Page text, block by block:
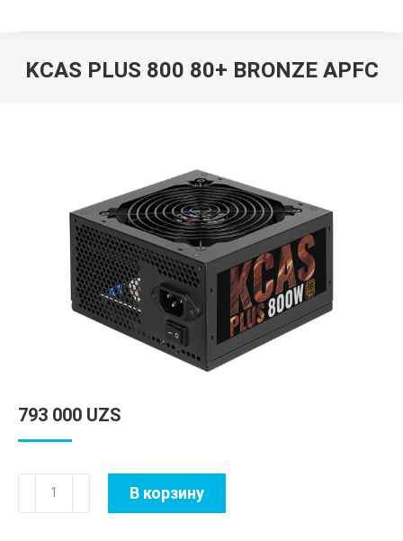
KCAS PLUS 800 80+ BRONZE APFC
793 000 UZS
Количество
В корзину